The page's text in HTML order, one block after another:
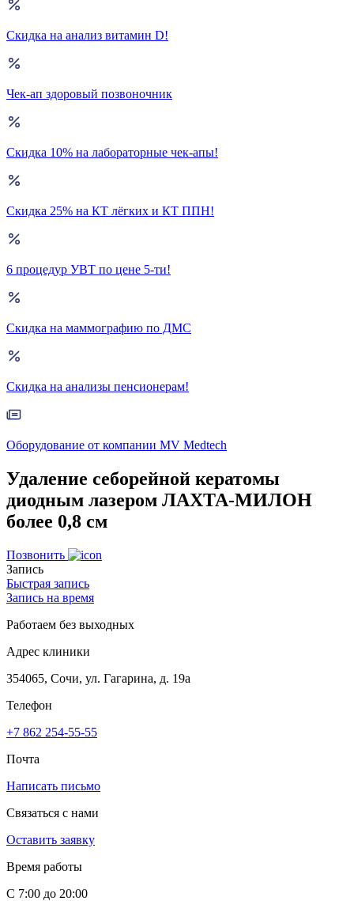
Скидка на анализ витамин D!
Чек-ап здоровый позвоночник
Скидка 10% на лабораторные чек-апы!
Скидка 25% на КТ лёгких и КТ ППН!
6 процедур УВТ по цене 5-ти!
Скидка на маммографию по ДМС
Скидка на анализы пенсионерам!
Оборудование от компании MV Medtech
Удаление себорейной кератомы
диодным лазером ЛАХТА-МИЛОН
более 0,8 см
Позвонить
Запись
Быстрая запись
Запись на время
Работаем без выходных
Адрес клиники
354065, Сочи, ул. Гагарина, д. 19а
Телефон
+7 862 254-55-55
Почта
Написать письмо
Связаться с нами
Оставить заявку
Время работы
С 7:00 до 20:00